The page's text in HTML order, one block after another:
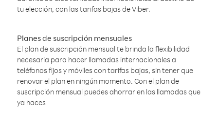
tu elección, con las tarifas bajas de Viber.
Planes de suscripción mensuales
El plan de suscripción mensual te brinda la flexibilidad
necesaria para hacer llamadas internacionales a
teléfonos fijos y móviles con tarifas bajas, sin tener que
renovar el plan en ningún momento. Con el plan de
suscripción mensual puedes ahorrar en las llamadas que
ya haces